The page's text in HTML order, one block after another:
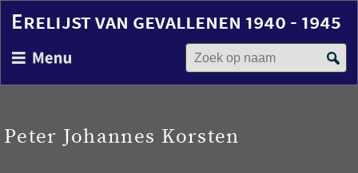
en
gaan
Erelijst van gevallenen 1940 - 1945
Zoek op naam
Peter Johannes Korsten